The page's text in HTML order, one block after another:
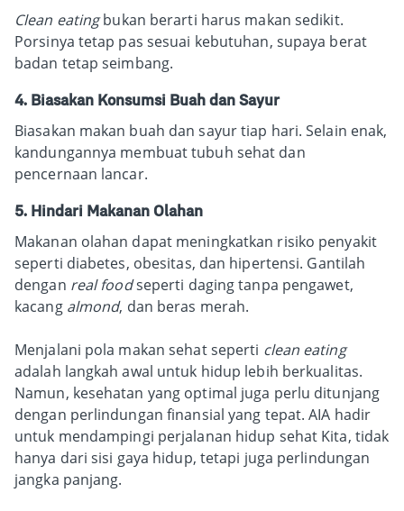
Clean eatingbukan berarti harus makan sedikit.
Porsinya tetap pas sesuai kebutuhan, supaya berat
badan tetap seimbang.
4. Biasakan Konsumsi Buah dan Sayur
Biasakan makan buah dan sayur tiap hari. Selain enak,
kandungannya membuat tubuh sehat dan
pencernaan lancar.
5. Hindari Makanan Olahan
Makanan olahan dapat meningkatkan risiko penyakit
seperti diabetes, obesitas, dan hipertensi. Gantilah
dengan real foodseperti daging tanpa pengawet,
kacang almond, dan beras merah.
Menjalani pola makan sehat seperti clean eating
adalah langkah awal untuk hidup lebih berkualitas.
Namun, kesehatan yang optimal juga perlu ditunjang
dengan perlindungan finansial yang tepat. AIA hadir
untuk mendampingi perjalanan hidup sehat Kita, tidak
hanya dari sisi gaya hidup, tetapi juga perlindungan
jangka panjang.